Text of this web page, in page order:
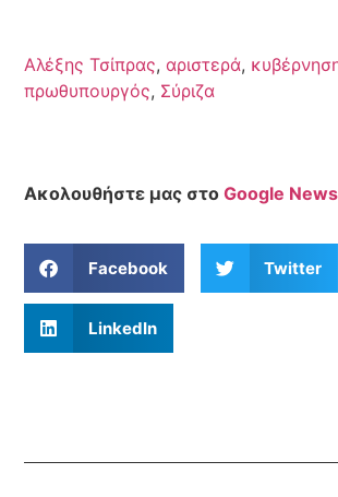
Αλέξης Τσίπρας,αριστερά,
πρωθυπουργός, Σύριζα
Ακολουθήστε μας στοGoogle News
Facebook Twitter
LinkedIn